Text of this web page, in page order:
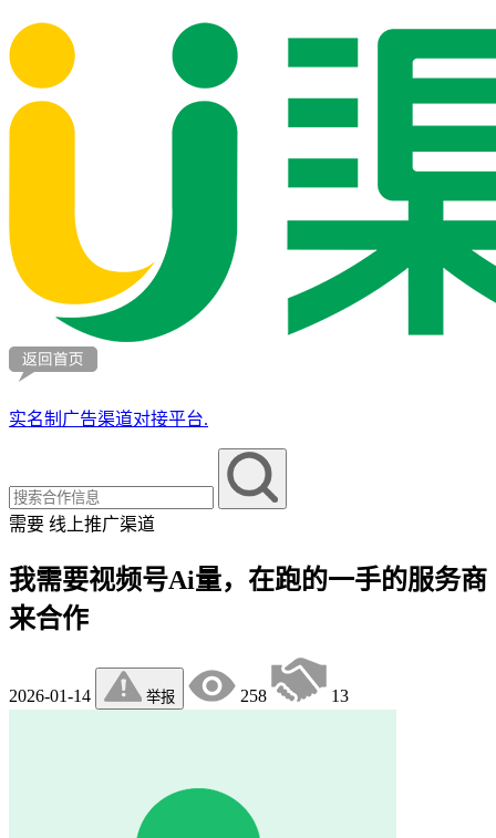
实名制广告渠道对接平台.
需要 线上推广渠道
我需要视频号Ai量，在跑的一手的服务商
来合作
2026-01-14 举报 258 13